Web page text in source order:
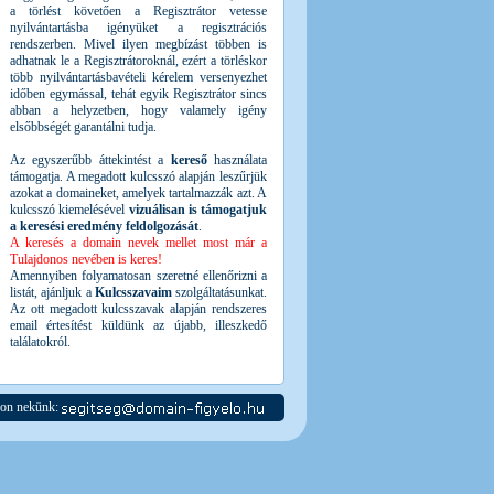
a törlést követően a Regisztrátor vetesse
nyilvántartásba igényüket a regisztrációs
rendszerben. Mivel ilyen megbízást többen is
adhatnak le a Regisztrátoroknál, ezért a törléskor
több nyilvántartásbavételi kérelem versenyezhet
időben egymással, tehát egyik Regisztrátor sincs
abban a helyzetben, hogy valamely igény
elsőbbségét garantálni tudja.
Az egyszerűbb áttekintést a keresőhasználata
támogatja. A megadott kulcsszó alapján leszűrjük
azokat a domaineket, amelyek tartalmazzák azt. A
kulcsszó kiemelésével vizuálisan is támogatjuk
a keresési eredmény feldolgozását.
A keresés a domain nevek mellet most már a
Tulajdonos nevében is keres!
Amennyiben folyamatosan szeretné ellenőrizni a
listát, ajánljuk a Kulcsszavaimszolgáltatásunkat.
Az ott megadott kulcsszavak alapján rendszeres
email értesítést küldünk az újabb, illeszkedő
találatokról.
nekünk: